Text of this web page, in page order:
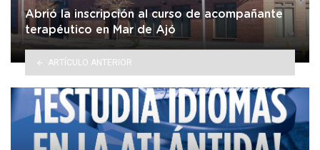
Abrió la inscripción al curso de acompañante
terapéutico en Mar de Ajó
ARTÍCULO ANTERIOR